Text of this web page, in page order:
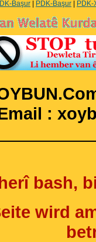
Başur PDK-Başur
:
bash,
wird